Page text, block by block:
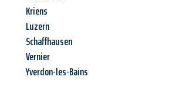
Kriens
Luzern
Schaffhausen
Vernier
Yverdon-les-Bains